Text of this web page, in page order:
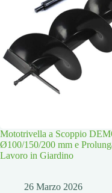
Mototrivella a Scoppio
Ø100/150/200 mm e
Lavoro in Giardino
26 Marzo 2026